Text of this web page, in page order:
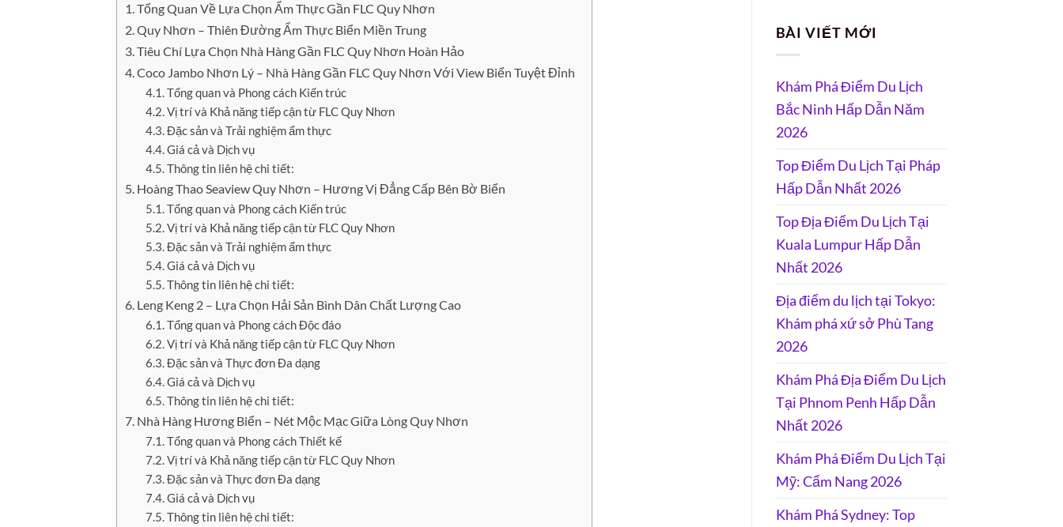
Tổng Quan Về Lựa Chọn Ẩm Thực Gần FLC Quy Nhơn
Quy Nhơn – Thiên Đường Ẩm Thực Biển Miền Trung
Tiêu Chí Lựa Chọn Nhà Hàng Gần FLC Quy Nhơn Hoàn Hảo
Coco Jambo Nhơn Lý – Nhà Hàng Gần FLC Quy Nhơn Với View Biển Tuyệt Đỉnh
Tổng quan và Phong cách Kiến trúc
Vị trí và Khả năng tiếp cận từ FLC Quy Nhơn
Đặc sản và Trải nghiệm ẩm thực
Giá cả và Dịch vụ
Thông tin liên hệ chi tiết:
Hoàng Thao Seaview Quy Nhơn – Hương Vị Đẳng Cấp Bên Bờ Biển
Tổng quan và Phong cách Kiến trúc
Vị trí và Khả năng tiếp cận từ FLC Quy Nhơn
Đặc sản và Trải nghiệm ẩm thực
Giá cả và Dịch vụ
Thông tin liên hệ chi tiết:
Leng Keng 2 – Lựa Chọn Hải Sản Bình Dân Chất Lượng Cao
Tổng quan và Phong cách Độc đáo
Vị trí và Khả năng tiếp cận từ FLC Quy Nhơn
Đặc sản và Thực đơn Đa dạng
Giá cả và Dịch vụ
Thông tin liên hệ chi tiết:
Nhà Hàng Hương Biển – Nét Mộc Mạc Giữa Lòng Quy Nhơn
Tổng quan và Phong cách Thiết kế
Vị trí và Khả năng tiếp cận từ FLC Quy Nhơn
Đặc sản và Thực đơn Đa dạng
Giá cả và Dịch vụ
Thông tin liên hệ chi tiết:
BÀI VIẾT MỚI
Khám Phá Điểm Du Lịch
Bắc Ninh Hấp Dẫn Năm
2026
Top Điểm Du Lịch Tại Pháp
Hấp Dẫn Nhất 2026
Top Địa Điểm Du Lịch Tại
Kuala Lumpur Hấp Dẫn
Nhất 2026
Địa điểm du lịch tại Tokyo:
Khám phá xứ sở Phù Tang
2026
Khám Phá Địa Điểm Du Lịch
Tại Phnom Penh Hấp Dẫn
Nhất 2026
Khám Phá Điểm Du Lịch Tại
Mỹ: Cẩm Nang 2026
Khám Phá Sydney: Top